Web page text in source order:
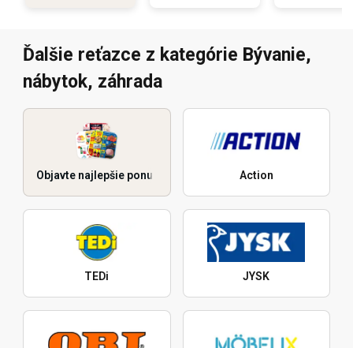
Ďalšie reťazce z kategórie Bývanie,
nábytok, záhrada
Objavte najlepšie ponuky Action
TEDi JYSK